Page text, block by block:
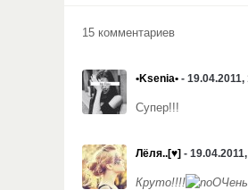
15 комментариев
•Ksenia• - 19.04.2011,
Супер!!!
Лёля..[♥] -
Круто!!!!